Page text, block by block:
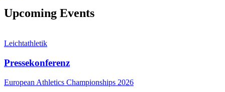
Upcoming Events
Leichtathletik
Pressekonferenz
European Athletics Championships 2026